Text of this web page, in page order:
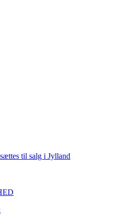
til salg i Jylland